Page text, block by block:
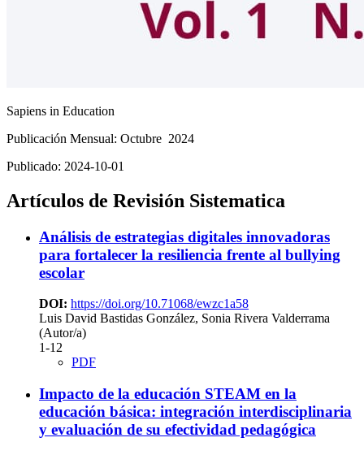
Sapiens in Education
Publicación Mensual: Octubre 2024
Publicado: 2024-10-01
Artículos de Revisión Sistematica
Análisis de estrategias digitales innovadoras
para fortalecer la resiliencia frente al bullying
escolar
DOI: https://doi.org/10.71068/ewzc1a58
Luis David Bastidas González, Sonia Rivera Valderrama
(Autor/a)
1-12
PDF
Impacto de la educación STEAM en la
educación básica: integración interdisciplinaria
y evaluación de su efectividad pedagógica